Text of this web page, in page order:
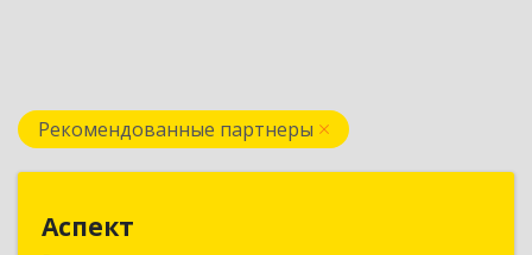
Рекомендованные партнеры
Аспект